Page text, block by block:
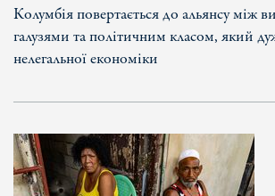
Колумбія повертається до альянсу між
галузями та політичним класом, який
нелегальної економіки